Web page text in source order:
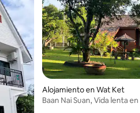
Alojamiento en Wat Ket
Baan Nai Suan, Vida lenta